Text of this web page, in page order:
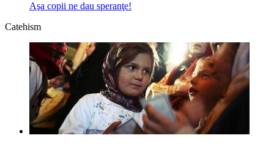
Aşa copii ne dau speranţe!
Catehism